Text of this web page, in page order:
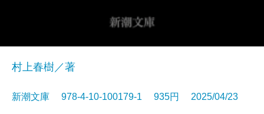
村上春樹／著
新潮文庫 978-4-10-100179-1 935円 2025/04/23